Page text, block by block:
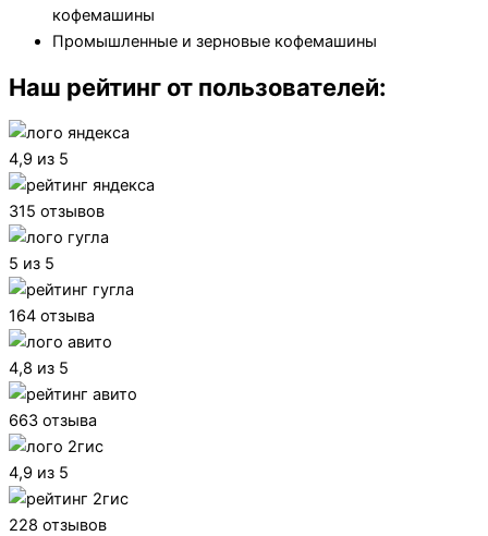
кофемашины
Промышленные и зерновые кофемашины
Наш рейтинг от пользователей:
4,9 из 5
315 отзывов
5 из 5
164 отзыва
4,8 из 5
663 отзыва
4,9 из 5
228 отзывов